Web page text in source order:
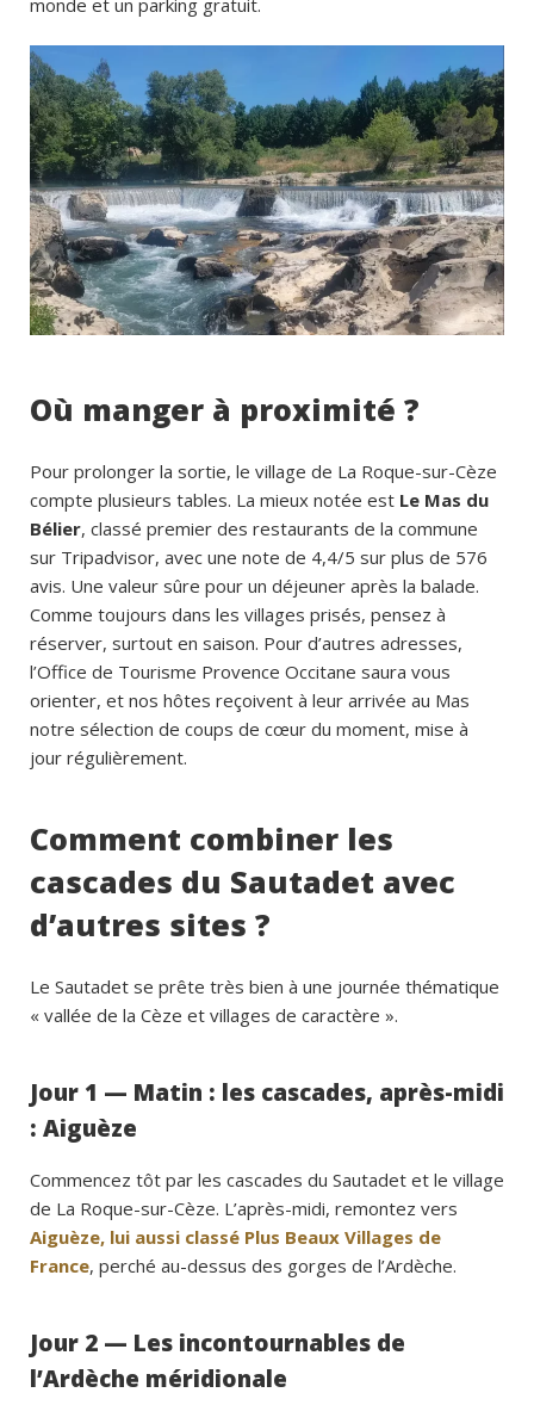
monde et un parking gratuit.
Où manger à proximité ?
Pour prolonger la sortie, le village de La Roque-sur-Cèze
compte plusieurs tables. La mieux notée est Le Mas du
Bélier, classé premier des restaurants de la commune
sur Tripadvisor, avec une note de 4,4/5 sur plus de 576
avis. Une valeur sûre pour un déjeuner après la balade.
Comme toujours dans les villages prisés, pensez à
réserver, surtout en saison. Pour d’autres adresses,
l’Office de Tourisme Provence Occitane saura vous
orienter, et nos hôtes reçoivent à leur arrivée au Mas
notre sélection de coups de cœur du moment, mise à
jour régulièrement.
Comment combiner les
cascades du Sautadet avec
d’autres sites ?
Le Sautadet se prête très bien à une journée thématique
« vallée de la Cèze et villages de caractère ».
Jour 1 — Matin : les cascades, après-midi
: Aiguèze
Commencez tôt par les cascades du Sautadet et le village
de La Roque-sur-Cèze. L’après-midi, remontez vers
Aiguèze, lui aussi classé Plus Beaux Villages de
France, perché au-dessus des gorges de l’Ardèche.
Jour 2 — Les incontournables de
l’Ardèche méridionale